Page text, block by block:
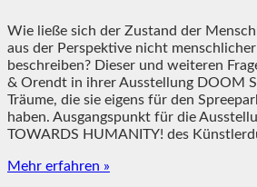
Wie ließe sich der Zustand der
aus der Perspektive nicht
beschreiben? Dieser und weiteren
& Orendt in ihrer Ausstellung DOOM
Träume, die sie eigens für den
haben. Ausgangspunkt für die
TOWARDS HUMANITY! des
Mehr erfahren »